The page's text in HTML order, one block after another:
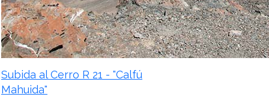
Subida al Cerro R 21 - "Calfú
Mahuida"